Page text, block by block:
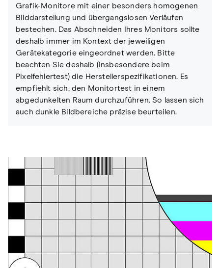
Grafik-Monitore mit einer besonders homogenen
Bilddarstellung und übergangslosen Verläufen
bestechen. Das Abschneiden Ihres Monitors sollte
deshalb immer im Kontext der jeweiligen
Gerätekategorie eingeordnet werden. Bitte
beachten Sie deshalb (insbesondere beim
Pixelfehlertest) die Herstellerspezifikationen. Es
empfiehlt sich, den Monitortest in einem
abgedunkelten Raum durchzuführen. So lassen sich
auch dunkle Bildbereiche präzise beurteilen.